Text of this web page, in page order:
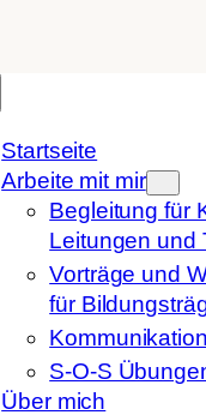
Startseite
Arbeite mit mir
Begleitung für
Leitungen und
Vorträge und
für
S-O-S
Über mich